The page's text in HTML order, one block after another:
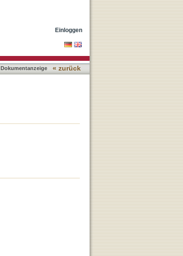
Einloggen
Dokumentanzeige « zurück